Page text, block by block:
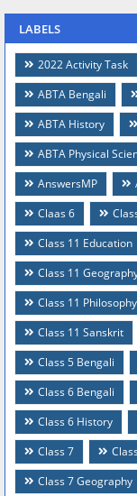
LABELS
2022 Activity Task
ABTA Bengali
ABTA History
ABTA Physical
AnswersMP
Claas 6
Class 11 Education
Class 11
Class 11 Philosophy
Class 11 Sanskrit
Class 5 Bengali
Class 6 Bengali
Class 6 History
Class 7
Class 7 Geography